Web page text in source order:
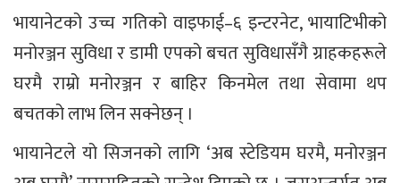
भायानेटको उच्च गतिको वाइफाई–६ इन्टरनेट, भायाटिभीको
मनोरञ्जन सुविधा र डामी एपको बचत सुविधासँगै ग्राहकहरूले
घरमै राम्रो मनोरञ्जन र बाहिर किनमेल तथा सेवामा थप
बचतको लाभ लिन सक्नेछन् ।
भायानेटले यो सिजनको लागि ‘अब स्टेडियम घरमै, मनोरञ्जन